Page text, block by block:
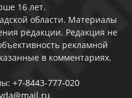
16 лет.
области. Материалы
редакции. Редакция не
рекламной
в комментариях.
+7-8443-777-020